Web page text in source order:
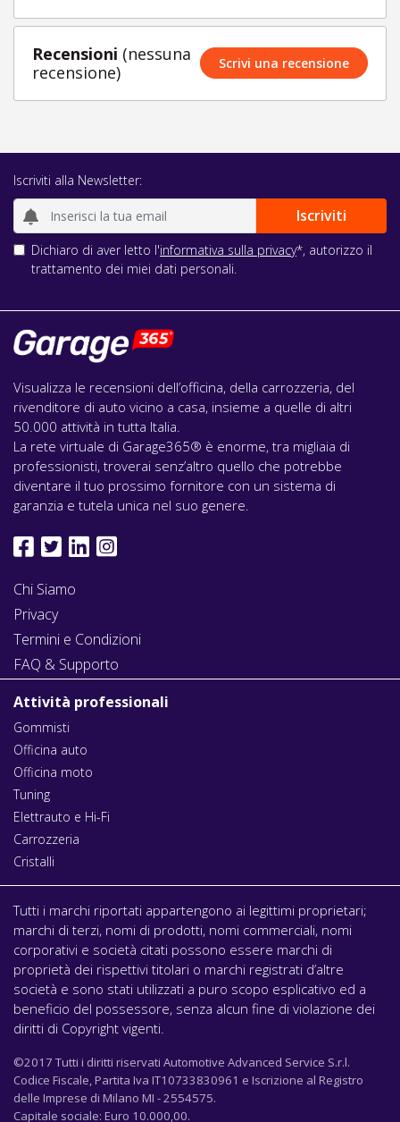
Recensioni (nessuna
recensione)
Scrivi una recensione
Iscriviti alla Newsletter:
Dichiaro di aver letto l'informativa sulla privacy*, autorizzo il
trattamento dei miei dati personali.
Visualizza le recensioni dell’officina, della carrozzeria, del
rivenditore di auto vicino a casa, insieme a quelle di altri
50.000 attività in tutta Italia.
La rete virtuale di Garage365® è enorme, tra migliaia di
professionisti, troverai senz’altro quello che potrebbe
diventare il tuo prossimo fornitore con un sistema di
garanzia e tutela unica nel suo genere.
Chi Siamo
Privacy
Termini e Condizioni
FAQ & Supporto
Attività professionali
Gommisti
Officina auto
Officina moto
Tuning
Elettrauto e Hi-Fi
Carrozzeria
Cristalli
Tutti i marchi riportati appartengono ai legittimi proprietari;
marchi di terzi, nomi di prodotti, nomi commerciali, nomi
corporativi e società citati possono essere marchi di
proprietà dei rispettivi titolari o marchi registrati d’altre
società e sono stati utilizzati a puro scopo esplicativo ed a
beneficio del possessore, senza alcun fine di violazione dei
diritti di Copyright vigenti.
©2017 Tutti i diritti riservati Automotive Advanced Service S.r.l.
Codice Fiscale, Partita Iva IT10733830961 e Iscrizione al Registro
delle Imprese di Milano MI - 2554575.
Capitale sociale: Euro 10.000,00.